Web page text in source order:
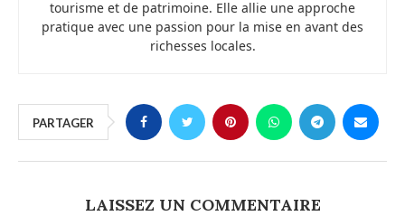
tourisme et de patrimoine. Elle allie une approche
pratique avec une passion pour la mise en avant des
richesses locales.
PARTAGER
LAISSEZ UN COMMENTAIRE